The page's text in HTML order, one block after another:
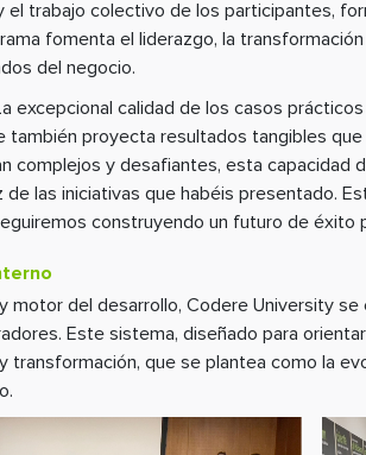
trabajo colectivo de los participantes,
fomenta el liderazgo, la
del negocio.
excepcional calidad de los casos
proyecta resultados tangibles
complejos y desafiantes, esta capacidad
las iniciativas que habéis presentado.
construyendo un futuro de éxito
motor del desarrollo, Codere University
Este sistema, diseñado para
que se plantea como la